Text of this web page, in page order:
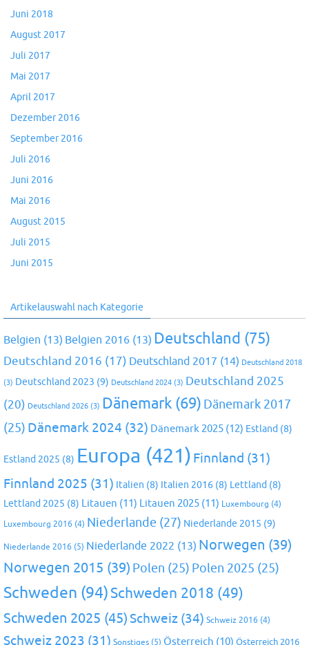
Juni 2018
August 2017
Juli 2017
Mai 2017
April 2017
Dezember 2016
September 2016
Juli 2016
Juni 2016
Mai 2016
August 2015
Juli 2015
Juni 2015
Artikelauswahl nach Kategorie
Belgien (13) Belgien 2016 (13) Deutschland (75)
Deutschland 2016 (17) Deutschland 2017 (14) Deutschland 2018
(3) Deutschland 2023 (9) Deutschland 2024 (3) Deutschland 2025
(20) Deutschland 2026 (3) Dänemark (69) Dänemark 2017
(25) Dänemark 2024 (32) Dänemark 2025 (12) Estland (8)
Estland 2025 (8) Europa (421) Finnland (31)
Finnland 2025 (31) Italien (8) Italien 2016 (8) Lettland (8)
Lettland 2025 (8) Litauen (11) Litauen 2025 (11) Luxembourg (4)
Luxembourg 2016 (4) Niederlande (27) Niederlande 2015 (9)
Niederlande 2016 (5) Niederlande 2022 (13) Norwegen (39)
Norwegen 2015 (39) Polen (25) Polen 2025 (25)
Schweden (94)Schweden 2018 (49)
Schweden 2025 (45)Schweiz (34) Schweiz 2016 (4)
Schweiz 2023 (31) Sonstiges (5) Österreich (10) Österreich 2016